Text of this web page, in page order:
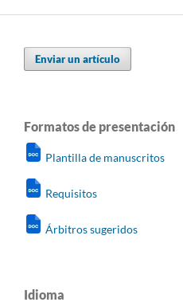
Enviar un artículo
Formatos de presentación
Plantilla de manuscritos
Requisitos
Árbitros sugeridos
Idioma